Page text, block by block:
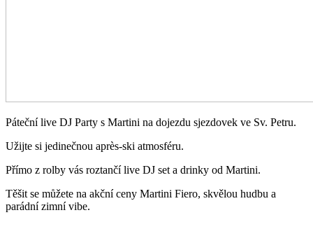
Páteční live DJ Party s Martini na dojezdu sjezdovek ve Sv. Petru.
Užijte si jedinečnou après-ski atmosféru.
Přímo z rolby vás roztančí live DJ set a drinky od Martini.
Těšit se můžete na akční ceny Martini Fiero, skvělou hudbu a
parádní zimní vibe.